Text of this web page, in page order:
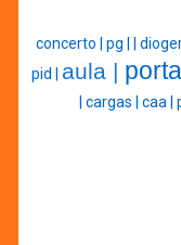
concerto | pg | dioger
pid | aula | porta
cargas | caa |